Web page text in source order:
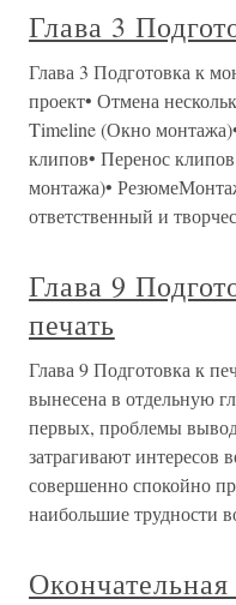
Глава 3
Глава 3 Подготовка к
проект• Отмена
Timeline (Окно
клипов• Перенос
монтажа)•
ответственный и
Глава 9
печать
Глава 9 Подготовка к
вынесена в отдельную
первых, проблемы
затрагивают интересов
совершенно спокойно
наибольшие трудности